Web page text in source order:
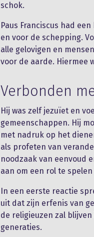
schok.
Paus Franciscus had
en voor de schepping.
alle gelovigen en
voor de aarde. Hiermee
Verbonden
Hij was zelf jezuïet en
gemeenschappen. Hij
met nadruk op het
als profeten van
noodzaak van eenvoud
aan om een rol te
In een eerste reactie
uit dat zijn erfenis van
de religieuzen zal
generaties.